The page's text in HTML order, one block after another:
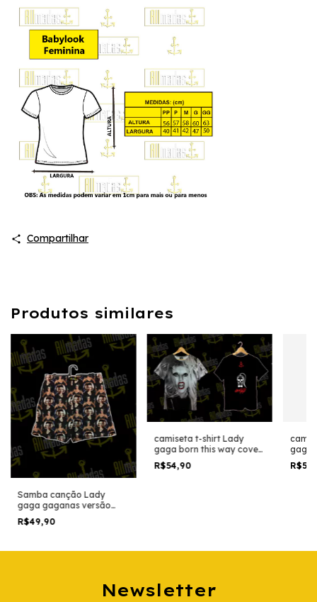
Compartilhar
Produtos similares
Samba canção Lady
gaga gaganas versão
two
R$49,90
camiseta t-shirt Lady
gaga born this way cover
album
R$54,90
gaga
story
Newsletter